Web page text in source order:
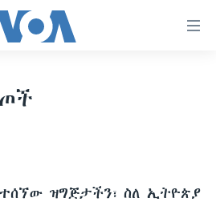
ዜና
ዝግጅታችን፣ ስለ ኢትዮጵያ